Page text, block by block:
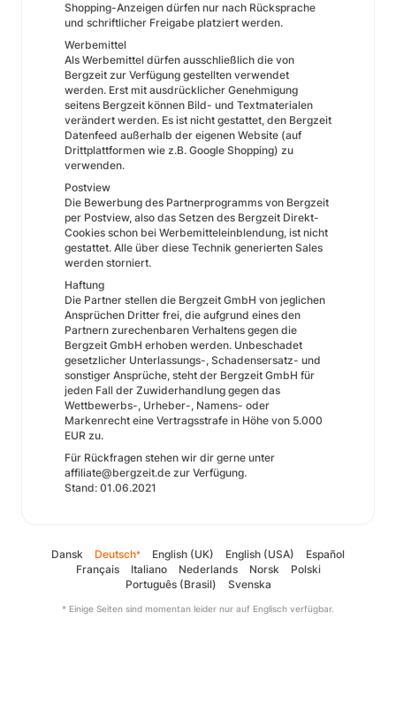
Shopping-Anzeigen dürfen nur nach Rücksprache
und schriftlicher Freigabe platziert werden.
Werbemittel
Als Werbemittel dürfen ausschließlich die von
Bergzeit zur Verfügung gestellten verwendet
werden. Erst mit ausdrücklicher Genehmigung
seitens Bergzeit können Bild- und Textmaterialen
verändert werden. Es ist nicht gestattet, den Bergzeit
Datenfeed außerhalb der eigenen Website (auf
Drittplattformen wie z.B. Google Shopping) zu
verwenden.
Postview
Die Bewerbung des Partnerprogramms von Bergzeit
per Postview, also das Setzen des Bergzeit Direkt-
Cookies schon bei Werbemitteleinblendung, ist nicht
gestattet. Alle über diese Technik generierten Sales
werden storniert.
Haftung
Die Partner stellen die Bergzeit GmbH von jeglichen
Ansprüchen Dritter frei, die aufgrund eines den
Partnern zurechenbaren Verhaltens gegen die
Bergzeit GmbH erhoben werden. Unbeschadet
gesetzlicher Unterlassungs-, Schadensersatz- und
sonstiger Ansprüche, steht der Bergzeit GmbH für
jeden Fall der Zuwiderhandlung gegen das
Wettbewerbs-, Urheber-, Namens- oder
Markenrecht eine Vertragsstrafe in Höhe von 5.000
EUR zu.
Für Rückfragen stehen wir dir gerne unter
affiliate@bergzeit.de zur Verfügung.
Stand: 01.06.2021
Dansk Deutsch* English (UK) English (USA)
Español
Français
Italiano Nederlands Norsk
Polski
Português (Brasil)
Svenska
* Einige Seiten sind momentan leider nur auf Englisch verfügbar.